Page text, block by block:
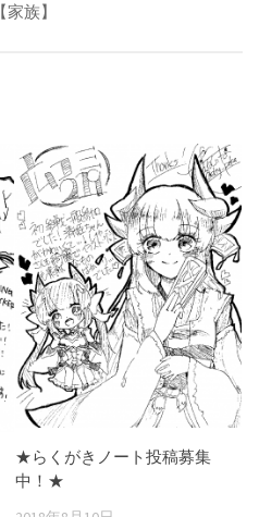
【家族】
★らくがきノート投稿募集
中！★